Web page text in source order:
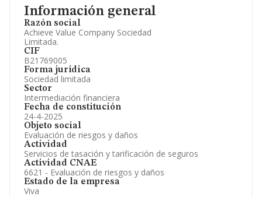
Información general
Razón social
Achieve Value Company Sociedad
Limitada.
CIF
B21769005
Forma jurídica
Sociedad limitada
Sector
Intermediación financiera
Fecha de constitución
24-4-2025
Objeto social
Evaluación de riesgos y daños
Actividad
Servicios de tasación y tarificación de seguros
Actividad CNAE
6621 - Evaluación de riesgos y daños
Estado de la empresa
Viva
Información oficial y registral complementaria.